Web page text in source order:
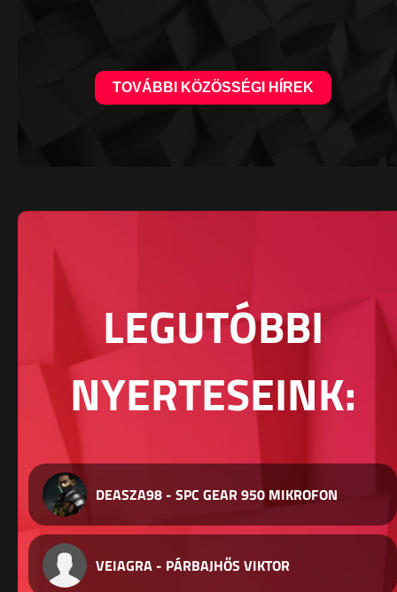
TOVÁBBI KÖZÖSSÉGI HÍREK
LEGUTÓBBI
NYERTESEINK:
DEASZA98 - SPC GEAR 950 MIKROFON
VEIAGRA - PÁRBAJHŐS VIKTOR